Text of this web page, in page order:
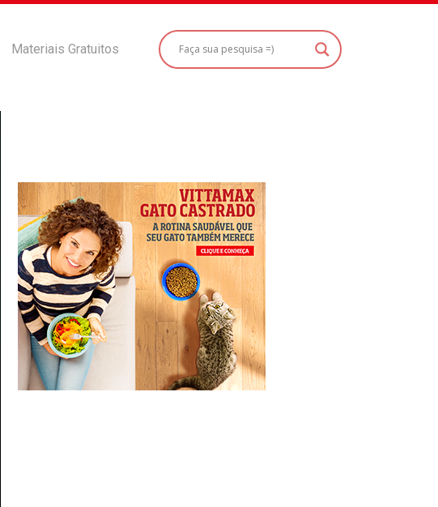
Materiais Gratuitos